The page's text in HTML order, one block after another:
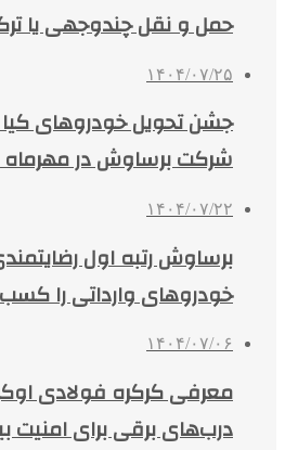
حمل و نقل چندوجهی یا
۱۴۰۴/۰۷/۲۵
جشن تحویل خودروهای
شرکت برساوش در مهرماه
۱۴۰۴/۰۷/۲۲
برساوش رتبه اول
خودروهای وارداتی را
۱۴۰۴/۰۷/۰۶
درب‌های برقی برای امنیت